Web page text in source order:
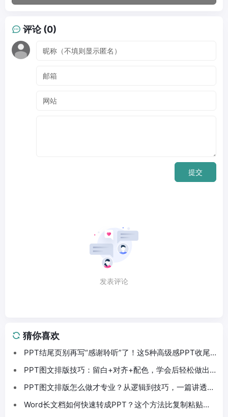
评论 (0)
提交
发表评论
猜你喜欢
PPT结尾页别再写“感谢聆听”了！这5种高级感PPT收尾
法拿去直接用
PPT图文排版技巧：留白+对齐+配色，学会后轻松做出
高级感PPT
PPT图文排版怎么做才专业？从逻辑到技巧，一篇讲透
PPT排版
Word长文档如何快速转成PPT？这个方法比复制粘贴快